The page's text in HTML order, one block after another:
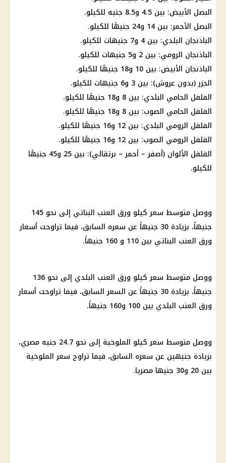
البصل الأبيض: بين 4.5 و8.5 جنيه للكيلو.
البصل الأحمر: بين 14 و24 جنيهًا للكيلو.
الباذنجان البلدي: بين 4 و7 جنيهات للكيلو.
الباذنجان الرومي: بين 2 و5 جنيهات للكيلو.
الباذنجان الأبيض: بين 10 و18 جنيهًا للكيلو.
الجزر (بدون عروش): بين 3 و6 جنيهات للكيلو.
الفلفل الحامي البلدي: بين 8 و18 جنيهًا للكيلو.
الفلفل الحامي الصوب: بين 8 و18 جنيهًا للكيلو.
الفلفل الرومي البلدي: بين 12 و16 جنيهًا للكيلو.
الفلفل الرومي الصوب: بين 12 و16 جنيهًا للكيلو.
الفلفل الألوان (أصفر – أحمر – برتقالي): بين 25 و45 جنيهًا
للكيلو.
ووصل متوسط ​​سعر كيلو ورق العنب البناتي إلى نحو 145
جنيهاً، بزيادة 30 جنيهاً عن سعره السابق، فيما تراوحت
أسعار
ورق العنب البناتي بين 110 و 160 جنيهاً.
ووصل متوسط ​​سعر كيلو ورق العنب البلدي إلى نحو 136
جنيهاً، بزيادة 30 جنيهاً عن السعر السابق، فيما تراوحت
أسعار
ورق العنب البلدي بين 100 و160 جنيهاً.
ووصل متوسط ​​سعر كيلو الملوخية إلى نحو 24.7 جنيه مصري،
بزيادة جنيهين عن سعره السابق، فيما تراوح سعر الملوخية
بين 20 و30 جنيها مصريا.